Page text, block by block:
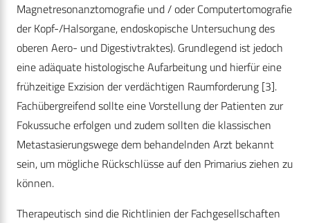
Magnetresonanztomografie und / oder Computertomografie
der Kopf-/Halsorgane, endoskopische Untersuchung des
oberen Aero- und Digestivtraktes). Grundlegend ist jedoch
eine adäquate histologische Aufarbeitung und hierfür eine
frühzeitige Exzision der verdächtigen Raumforderung [3].
Fachübergreifend sollte eine Vorstellung der Patienten zur
Fokussuche erfolgen und zudem sollten die klassischen
Metastasierungswege dem behandelnden Arzt bekannt
sein, um mögliche Rückschlüsse auf den Primarius ziehen zu
können.
Therapeutisch sind die Richtlinien der Fachgesellschaften